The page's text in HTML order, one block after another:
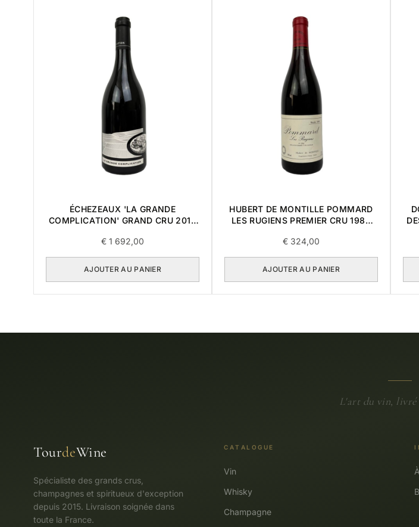
ÉCHEZEAUX 'LA GRANDE
COMPLICATION' GRAND CRU 2018
€ 1 692,00
AJOUTER AU PANIER
HUBERT DE MONTILLE POMMARD
LES RUGIENS PREMIER CRU 1989
€ 324,00
AJOUTER AU PANIER
L'art du vin, livré
TourdeWine
Spécialiste des grands crus,
champagnes et spiritueux d'exception
depuis 2015. Livraison soignée dans
toute la France.
CATALOGUE
Vin
Whisky
Champagne